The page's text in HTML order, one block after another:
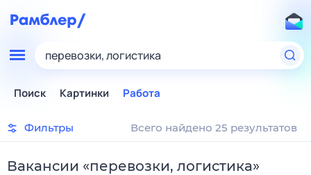
перевозки, логистика
Поиск Картинки Работа
Фильтры Всего найдено 25 результатов
Вакансии «перевозки, логистика»